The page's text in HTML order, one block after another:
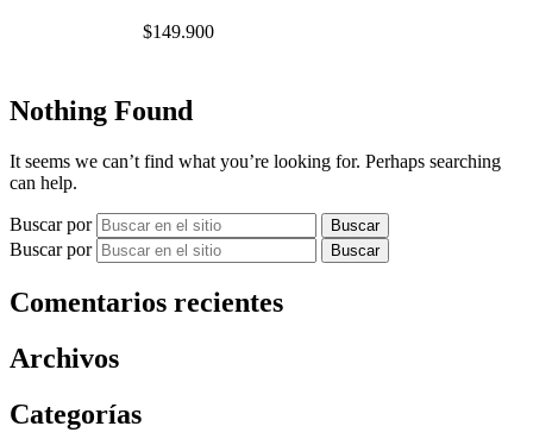
$149.900
Nothing Found
It seems we can’t find what you’re looking for. Perhaps searching
can help.
Buscar por
Buscar por
Comentarios recientes
Archivos
Categorías